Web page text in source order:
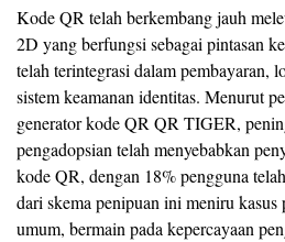
Kode QR telah berkembang jauh
2D yang berfungsi sebagai pintasan
telah terintegrasi dalam pembayaran,
sistem keamanan identitas. Menurut
generator kode QR QR TIGER,
pengadopsian telah menyebabkan
kode QR, dengan 18% pengguna
dari skema penipuan ini meniru
umum, bermain pada kepercayaan